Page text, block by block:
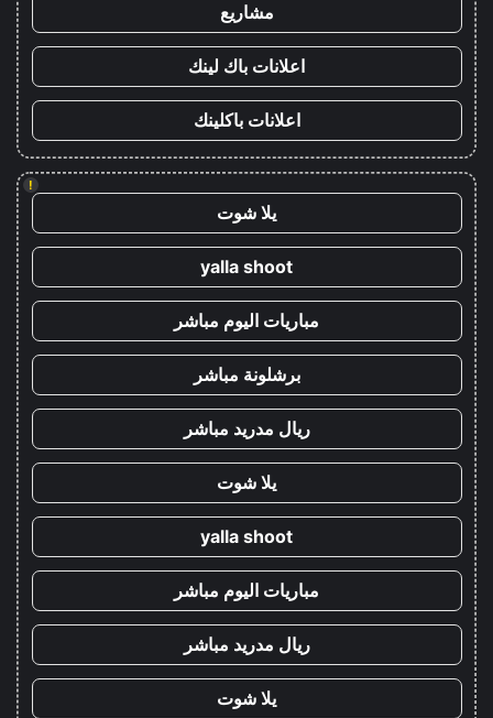
مشاريع
اعلانات باك لينك
اعلانات باكلينك
!
يلا شوت
yalla shoot
مباريات اليوم مباشر
برشلونة مباشر
ريال مدريد مباشر
يلا شوت
yalla shoot
مباريات اليوم مباشر
ريال مدريد مباشر
يلا شوت